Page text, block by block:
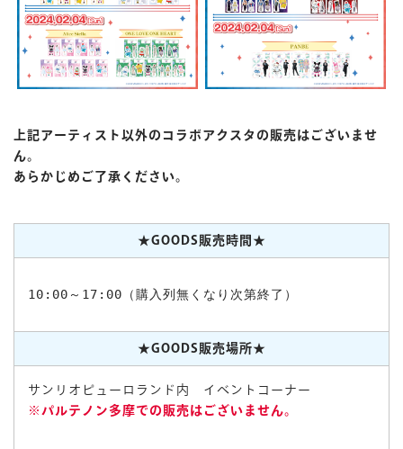
上記アーティスト以外のコラボアクスタの販売はございませ
ん。
あらかじめご了承ください。
★GOODS販売時間★
10:00～17:00（購入列無くなり次第終了）
★GOODS販売場所★
サンリオピューロランド内 イベントコーナー
※パルテノン多摩での販売はございません。